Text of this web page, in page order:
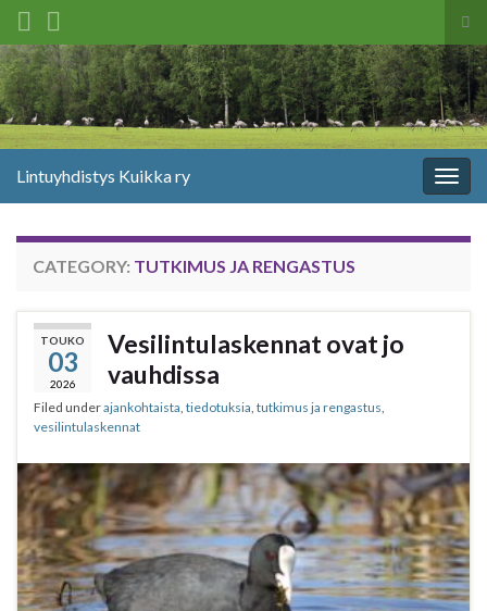
Search for:
Lintuyhdistys Kuikka ry
CATEGORY: TUTKIMUS JA RENGASTUS
TOUKO
03
2026
Vesilintulaskennat ovat jo
vauhdissa
Filed underajankohtaista tiedotuksia tutkimus ja rengastus
vesilintulaskennat